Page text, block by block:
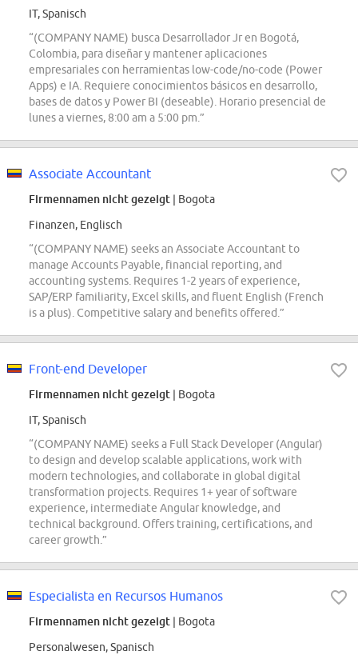
IT, Spanisch
“(COMPANY NAME) busca Desarrollador Jr en Bogotá,
Colombia, para diseñar y mantener aplicaciones
empresariales con herramientas low-code/no-code (Power
Apps) e IA. Requiere conocimientos básicos en desarrollo,
bases de datos y Power BI (deseable). Horario presencial de
lunes a viernes, 8:00 am a 5:00 pm.”
Associate Accountant
Firmennamen nicht gezeigt | Bogota
Finanzen, Englisch
“(COMPANY NAME) seeks an Associate Accountant to
manage Accounts Payable, financial reporting, and
accounting systems. Requires 1-2 years of experience,
SAP/ERP familiarity, Excel skills, and fluent English (French
is a plus). Competitive salary and benefits offered.”
Front-end Developer
Firmennamen nicht gezeigt | Bogota
IT, Spanisch
“(COMPANY NAME) seeks a Full Stack Developer (Angular)
to design and develop scalable applications, work with
modern technologies, and collaborate in global digital
transformation projects. Requires 1+ year of software
experience, intermediate Angular knowledge, and
technical background. Offers training, certifications, and
career growth.”
Especialista en Recursos Humanos
Firmennamen nicht gezeigt | Bogota
Personalwesen, Spanisch